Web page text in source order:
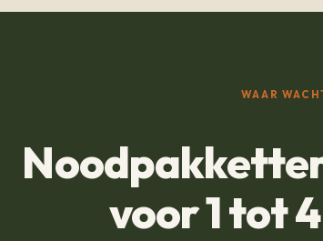
WAAR
voor 1 tot